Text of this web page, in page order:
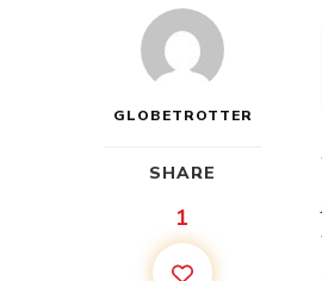
GLOBETROTTER
SHARE
1